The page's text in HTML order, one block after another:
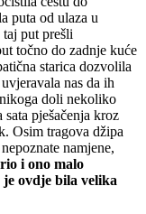
puta od ulaza u
put prešli
točno do zadnje kuće
starica dozvolila
nas da ih
doli nekoliko
pješačenja kroz
Osim tragova džipa
namjene,
i ono malo
ovdje bila velika